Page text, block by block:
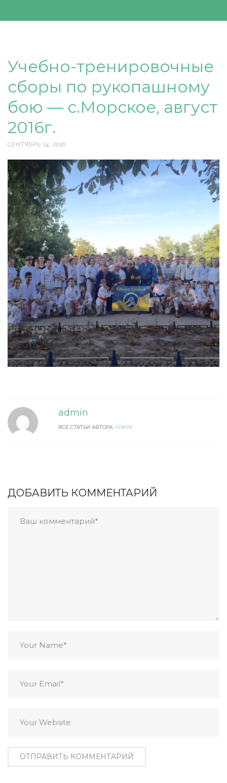
Учебно-тренировочные
сборы по рукопашному
бою — с.Морское, август
2016г.
СЕНТЯБРЬ 14, 2016
admin
ВСЕ СТАТЬИ АВТОРА: ADMIN
ДОБАВИТЬ КОММЕНТАРИЙ